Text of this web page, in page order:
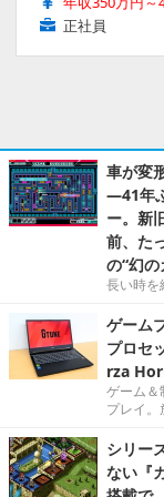
正社員
車が変
―41年
ー。新
前、た
の“幻
長い時を
ゲーム
プロセ
rza
ゲーム＆
プレイ。
シリー
ない『